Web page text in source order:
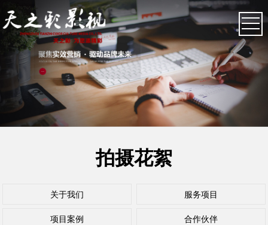
拍摄花絮
关于我们 服务项目
项目案例 合作伙伴